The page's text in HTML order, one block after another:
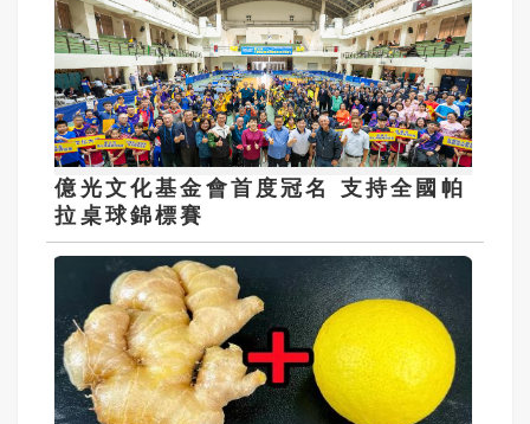
億光文化基金會首度冠名 支持全國帕
拉桌球錦標賽